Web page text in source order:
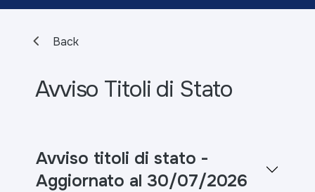
Back
Avviso Titoli di Stato
Avviso titoli di stato -
Aggiornato al 30/07/2026